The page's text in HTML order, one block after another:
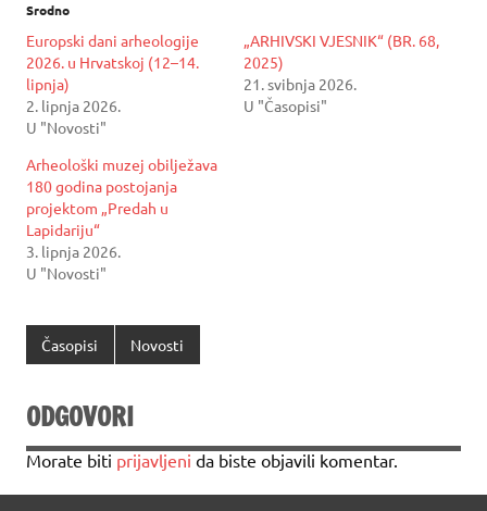
Srodno
Europski dani arheologije
2026. u Hrvatskoj (12–14.
lipnja)
2. lipnja 2026.
U "Novosti"
„ARHIVSKI VJESNIK“ (BR. 68,
2025)
21. svibnja 2026.
U "Časopisi"
Arheološki muzej obilježava
180 godina postojanja
projektom „Predah u
Lapidariju“
3. lipnja 2026.
U "Novosti"
Časopisi Novosti
ODGOVORI
Morate biti prijavljeni da biste objavili komentar.